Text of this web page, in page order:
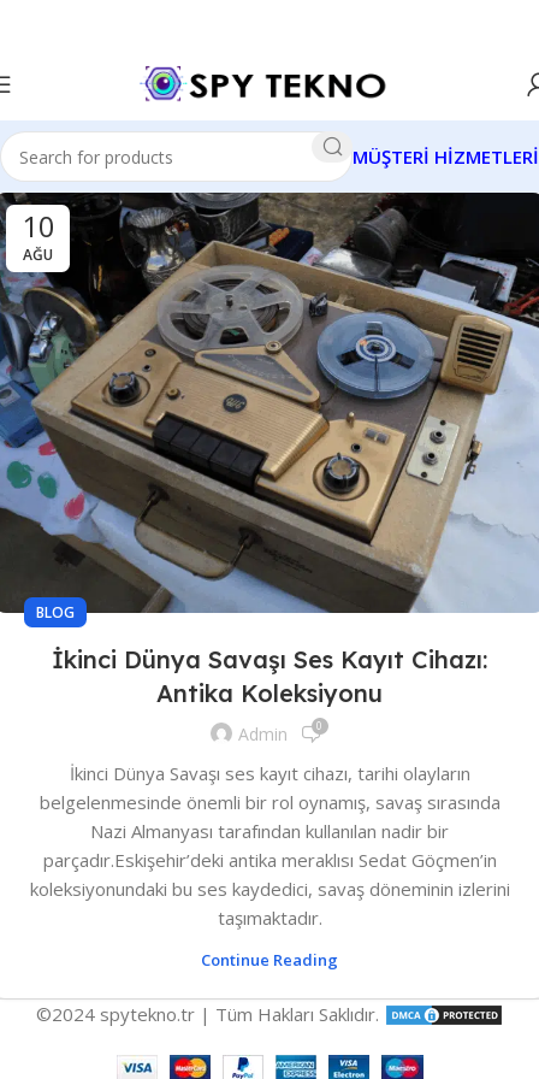
MÜŞTERİ HİZMETLERİ
10
AĞU
BLOG
İkinci Dünya Savaşı Ses Kayıt Cihazı:
Antika Koleksiyonu
Admin 0
İkinci Dünya Savaşı ses kayıt cihazı, tarihi olayların
belgelenmesinde önemli bir rol oynamış, savaş sırasında
Nazi Almanyası tarafından kullanılan nadir bir
parçadır.Eskişehir’deki antika meraklısı Sedat Göçmen’in
koleksiyonundaki bu ses kaydedici, savaş döneminin izlerini
taşımaktadır.
Continue Reading
©2024 spytekno.tr | Tüm Hakları Saklıdır.